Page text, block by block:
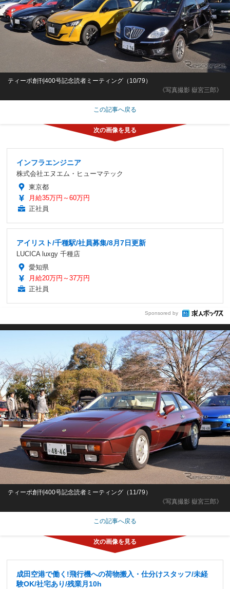
《写真撮影 嶽宮三郎》
ティーポ創刊400号記念読者ミーティング（10/79）
この記事へ戻る
インフラエンジニア
株式会社エヌエム・ヒューマテック
東京都
月給35万円～60万円
正社員
アイリスト/千種駅/社員募集/8月7日更新
LUCICA luxgy 千種店
愛知県
月給20万円～37万円
正社員
Sponsored by
《写真撮影 嶽宮三郎》
ティーポ創刊400号記念読者ミーティング（11/79）
この記事へ戻る
成田空港で働く!飛行機への荷物搬入・仕分けスタッフ/未経
験OK/社宅あり/残業月10h